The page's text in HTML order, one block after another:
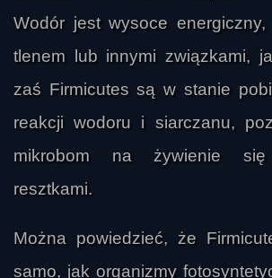
Wodór jest wysoce
tlenem lub innymi związkami,
zaś Firmicutes są w stanie
reakcji wodoru i siarczanu,
mikrobom na żywienie się
resztkami.
Można powiedzieć, że
samo, jak organizmy